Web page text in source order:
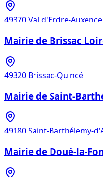
49370Val d'Erdre-Auxence
Mairie de Brissac
49320 Brissac-Quincé
Mairie de Saint-
49180Saint-Barthélemy-
Mairie de Doué-la-